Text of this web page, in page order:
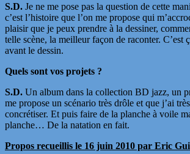
S.D. Je ne me pose pas la question de cette
c’est l’histoire que l’on me propose qui
plaisir que je peux prendre à la dessiner,
telle scène, la meilleur façon de raconter. C’est
avant le dessin.
Quels sont vos projets ?
S.D. Un album dans la collection BD jazz, un
me propose un scénario très drôle et que j’ai
concrétiser. Et puis faire de la planche à voile
planche… De la natation en fait.
Propos recueillis le 16 juin 2010 par Eric